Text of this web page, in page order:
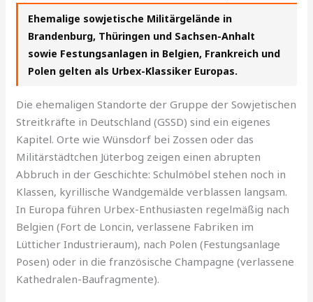
Ehemalige sowjetische Militärgelände in
Brandenburg, Thüringen und Sachsen-Anhalt
sowie Festungsanlagen in Belgien, Frankreich und
Polen gelten als Urbex-Klassiker Europas.
Die ehemaligen Standorte der Gruppe der Sowjetischen
Streitkräfte in Deutschland (GSSD) sind ein eigenes
Kapitel. Orte wie Wünsdorf bei Zossen oder das
Militärstädtchen Jüterbog zeigen einen abrupten
Abbruch in der Geschichte: Schulmöbel stehen noch in
Klassen, kyrillische Wandgemälde verblassen langsam.
In Europa führen Urbex-Enthusiasten regelmäßig nach
Belgien (Fort de Loncin, verlassene Fabriken im
Lütticher Industrieraum), nach Polen (Festungsanlage
Posen) oder in die französische Champagne (verlassene
Kathedralen-Baufragmente).